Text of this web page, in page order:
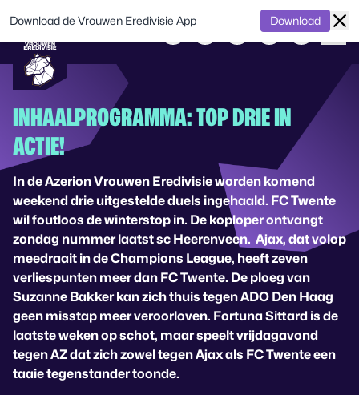
INHAALPROGRAMMA: TOP DRIE IN
ACTIE!
In de Azerion Vrouwen Eredivisie worden komend
weekend drie uitgestelde duels ingehaald. FC Twente
wil foutloos de winterstop in. De koploper ontvangt
zondag nummer laatst sc Heerenveen. Ajax, dat volop
meedraait in de Champions League, heeft zeven
verliespunten meer dan FC Twente. De ploeg van
Suzanne Bakker kan zich thuis tegen ADO Den Haag
geen misstap meer veroorloven. Fortuna Sittard is de
laatste weken op schot, maar speelt vrijdagavond
tegen AZ dat zich zowel tegen Ajax als FC Twente een
taaie tegenstander toonde.
Download de Vrouwen Eredivisie App Download